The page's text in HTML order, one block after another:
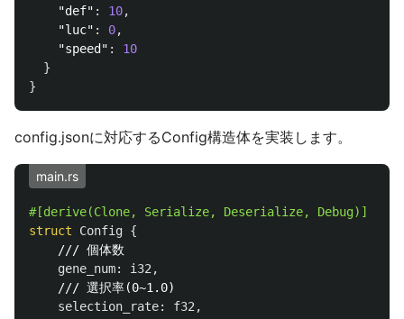
"def" : 10,
"luc" : 0,
"speed" :
10
}
}
config.jsonに対応するConfig構造体を実装します。
main.rs
#[derive(Clone, Serialize, Deserialize,
Debug)]
struct
Config {
/// 個体数
gene_num: i32 ,
/// 選択率(0~1.0)
selection_rate: f32 ,